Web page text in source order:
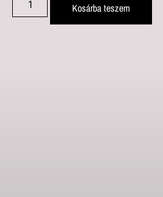
Kosárba teszem